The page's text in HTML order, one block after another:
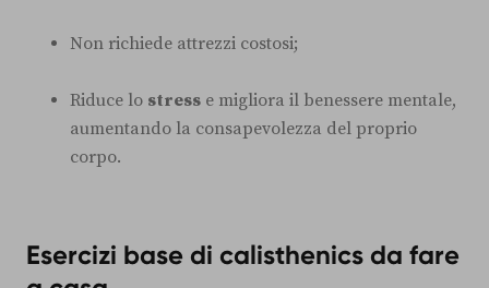
Non richiede attrezzi costosi;
Riduce lo stress e migliora il benessere mentale,
aumentando la consapevolezza del proprio
corpo.
Esercizi base di calisthenics da fare